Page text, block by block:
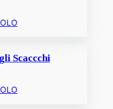
Scaccchi